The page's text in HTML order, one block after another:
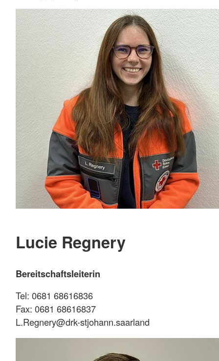
Lucie Regnery
Bereitschaftsleiterin
Tel: 0681 68616836
Fax: 0681 68616837
L.Regnery@drk-stjohann.saarland